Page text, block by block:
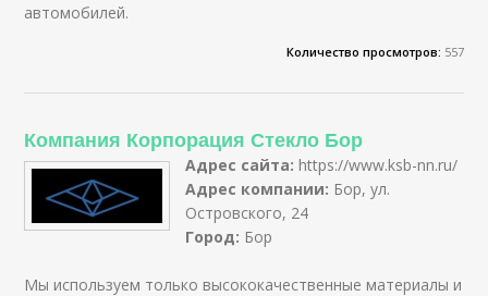
автомобилей.
Количество просмотров: 557
Компания Корпорация Стекло Бор
Адрес сайта: https://www.ksb-nn.ru/
Адрес компании: Бор, ул.
Островского, 24
Город: Бор
Мы используем только высококачественные материалы и